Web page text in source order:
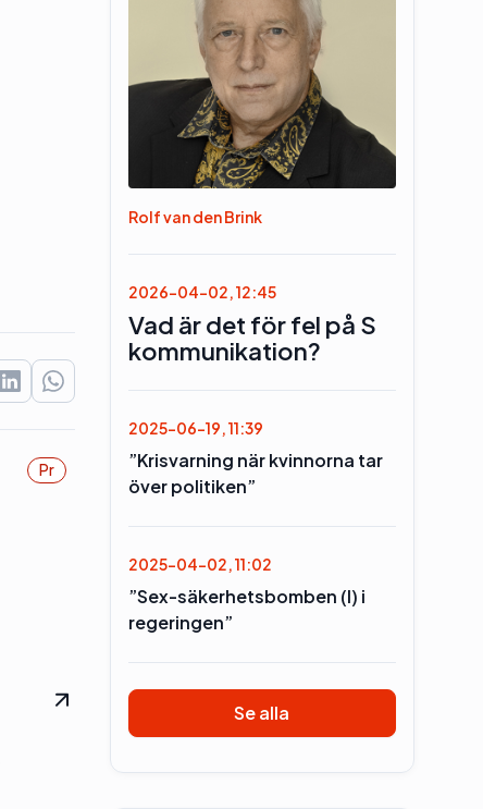
Pr
Rolf van den Brink
2026-04-02, 12:45
Vad är det för fel på S
kommunikation?
2025-06-19, 11:39
”Krisvarning när kvinnorna tar
över politiken”
2025-04-02, 11:02
”Sex-säkerhetsbomben (l) i
regeringen”
Se alla